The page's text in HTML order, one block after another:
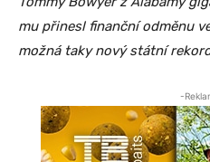
mu přinesl finanční odměnu
možná taky nový státní
-